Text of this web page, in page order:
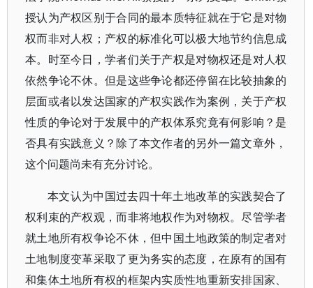
授认为产权区别于合同的最本质特征就在于它是对物
权而非对人权；产权的标准化可以极大地节约信息成
本。时至今日，学者们关于产权是对物权还是对人权
依然争论不休。但是这些争论都还停留在比较抽象的
层面或者以发达国家的产权实践作为案例，关于产权
性质的争论对于发展中的产权体系究竟有何影响？是
否具有实践意义？除了本文作者的另外一篇文章外，
这个问题尚未有充分讨论。
本文认为中国过去四十年土地改革的实践契合了
权利束的产权观，而非将地权作为对物权。尽管学者
就土地所有权争论不休，但中国土地政策的制定者对
土地制度变革采取了更为务实的态度，在原有的国有
和集体土地所有权的框架内实质性地重新安排国家、